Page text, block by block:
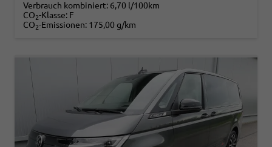
Verbrauch kombiniert: 6,70 l/100km
CO2-Klasse: F
CO2-Emissionen: 175,00 g/km